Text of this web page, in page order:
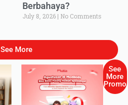
Berbahaya?
July 8, 2026 No Comments
See More
See
More
Promo